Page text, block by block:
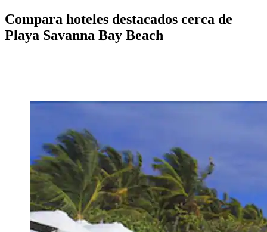
Compara hoteles destacados cerca de
Playa Savanna Bay Beach